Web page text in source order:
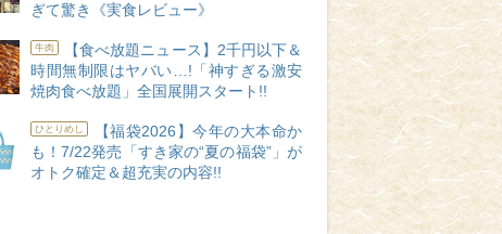
ぎて驚き《実食レビュー》
牛肉
【食べ放題ニュース】2千円以下＆
時間無制限はヤバい…!「神すぎる激安
焼肉食べ放題」全国展開スタート!!
ひとりめし
【福袋2026】今年の大本命か
も！7/22発売「すき家の“夏の福袋”」が
オトク確定＆超充実の内容!!